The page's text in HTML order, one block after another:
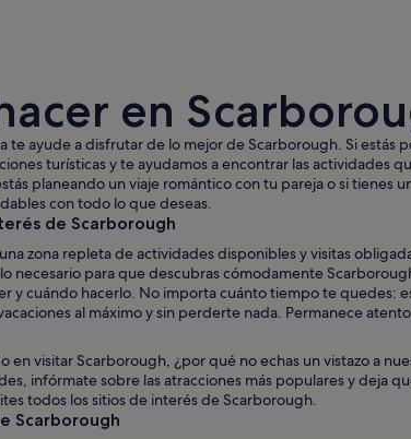
Un pueblo costero con edificios históricos,
en
te ayude a disfrutar de lo mejor de Scarborough. Si estás
turísticas y te ayudamos a encontrar las actividades
planeando un viaje romántico con tu pareja o si tienes
con todo lo que deseas.
de Scarborough
zona repleta de actividades disponibles y visitas
necesario para que descubras cómodamente
y cuándo hacerlo. No importa cuánto tiempo te quedes:
al máximo y sin perderte nada. Permanece
en visitar Scarborough, ¿por qué no echas un vistazo a
infórmate sobre las atracciones más populares y deja
todos los sitios de interés de Scarborough.
Scarborough